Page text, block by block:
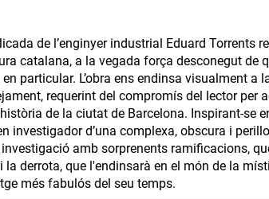
de l’enginyer industrial Eduard Torrents
catalana, a la vegada força desconegut de
particular. L’obra ens endinsa visualment
requerint del compromís del lector
de la ciutat de Barcelona. Inspirant-se
investigador d’una complexa, obscura i
amb sorprenents ramificacions,
derrota, que l'endinsarà en el món de la
més fabulós del seu temps.